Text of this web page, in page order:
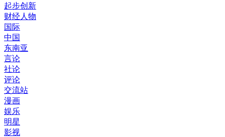
起步创新
财经人物
国际
中国
东南亚
言论
社论
评论
交流站
漫画
娱乐
明星
影视